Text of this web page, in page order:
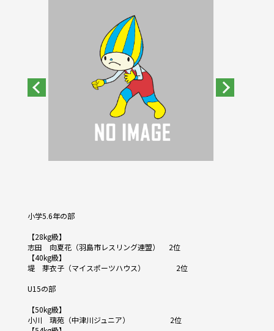
小学5.6年の部
【28kg級】
志田 向夏花（羽島市レスリング連盟） 2位
【40kg級】
堤 芽衣子（マイスポーツハウス） 2位
U15の部
【50kg級】
小川 璃苑（中津川ジュニア） 2位